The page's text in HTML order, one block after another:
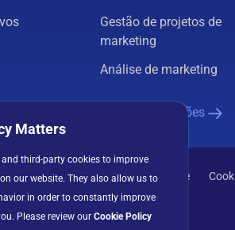
Gestão de projetos de
marketing
Análise de marketing
Todas as soluções
Política de privacidade
Matters
third-party cookies to improve
our website. They also allow us to
in order to constantly improve
Please review our Cookie Policy